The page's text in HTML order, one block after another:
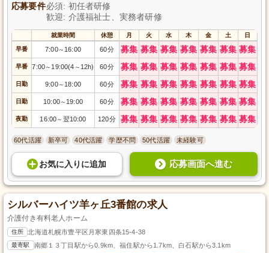
応募要件必須: 初任者研修
歓迎: 介護福祉士、実務者研修
就業時間 休憩 月 火 水 木 金 土 日
早番 7:00～ 16:00 60分 募集 募集 募集 募集 募集 募集 募集
早番 7:00～ 19:00(4 ～ 12h) 60分 募集 募集 募集 募集 募集 募集 募集
日勤 9:00～ 18:00 60分 募集 募集 募集 募集 募集 募集 募集
日勤 10:00～ 19:00 60分 募集 募集 募集 募集 募集 募集 募集
夜勤 16:00～ 翌10:00 120分 募集 募集 募集 募集 募集 募集 募集
60代活躍 新卒可 40代活躍 学歴不問 50代活躍 未経験可
お気に入り に追加 応募画面へ進む
シルバーハイツ羊ヶ丘3番館の求人
介護付き有料老人ホーム
住所 北海道札幌市豊平区月寒東四条15-4-38
最寄駅 南郷１３丁目駅から0.9km、福住駅から1.7km、白石駅から3.1km